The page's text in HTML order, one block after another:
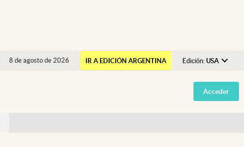
8 de agosto de 2026 IR A EDICIÓN ARGENTINA Edición: USA
Argentina
España
Acceder